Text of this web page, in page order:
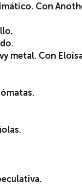
Con
metal. Con